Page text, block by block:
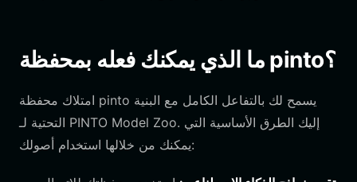
ما الذي يمكنك فعله بمحفظة pinto؟
امتلاك محفظة pinto يسمح لك بالتفاعل الكامل مع البنية
التحتية لـ PINTO Model Zoo. إليك الطرق الأساسية التي
يمكنك من خلالها استخدام أصولك: